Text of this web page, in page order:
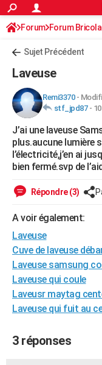
ACTUALITÉS
Politique
Société
Faits Divers
Education
Monde
Villes
+
FINANCE
Retraite
Impôts
Epargne
Immobilier
Risques naturels par ville
Banque
Assurance
Crédit
AUTO
Essais
Réserver un essai
Citadines
Berlines
SUV
Forum auto
+HIGH-TECH
Mobiles
Meilleur smartphone
Internet
Ordinateurs
Jeux vidéo
Guide high-tech
+BRICOLAGE
Forum
Aménagement intérieur
Extérieur
Cuisine
Salle de bains
Jardinage
Rangement
WEEK-END
LIFESTYLE
Art de vivre
Bien-être
Loisirs
Mode
Modes de vie
SANTE
Alimentation
Guide de la santé
Maladies
Médicaments
Sommeil
VOYAGE
Destinations
City break
Voyage nature
Voyage de noces
Forum
Climat
+PHOTO
GUIDES D'ACHAT
BONS PLANS
Forum Forum
Sujet Précédent
Laveuse
Remi3370-
stf_jpd87-
J’ai une laveuse
plus.aucune lumière
l’électricité,j’en ai
bien fermé.svp de
Répondre (3)
A voir également:
Laveuse
Cuve de laveuse
Laveuse samsung
Laveuse qui coule
Laveusr maytag
Laveuse qui fuit au
3 réponses